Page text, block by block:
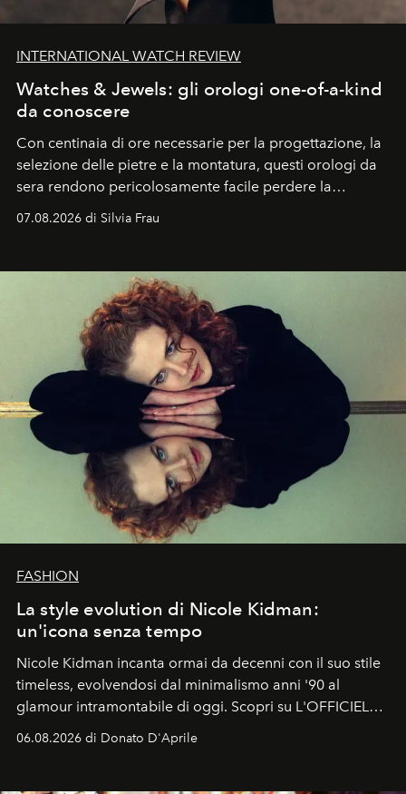
INTERNATIONAL WATCH REVIEW
Watches & Jewels: gli orologi one-of-a-kind
da conoscere
Con centinaia di ore necessarie per la progettazione, la
selezione delle pietre e la montatura, questi orologi da
sera rendono pericolosamente facile perdere la
cognizione del tempo. Ma con quadranti così
07.08.2026 di Silvia Frau
FASHION
La style evolution di Nicole Kidman:
un'icona senza tempo
Nicole Kidman incanta ormai da decenni con il suo stile
timeless, evolvendosi dal minimalismo anni '90 al
glamour intramontabile di oggi. Scopri su L'OFFICIEL
Italia la sua style evolution.
06.08.2026 di Donato D'Aprile